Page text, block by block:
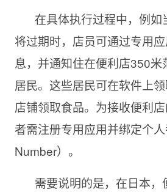
在具体执行过程中，例
将过期时，店员可通过专用
息，并通知住在便利店350米
居民。这些居民可在软件上
店铺领取食品。为接收便利
者需注册专用应用并绑定个
Number）。
需要说明的是，在日本，